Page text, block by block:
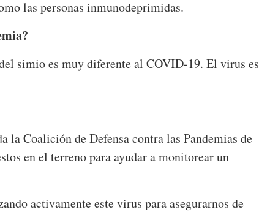
las personas inmunodeprimidas.
simio es muy diferente al COVID-19. El virus es
la Coalición de Defensa contra las Pandemias de
en el terreno para ayudar a monitorear un
activamente este virus para asegurarnos de